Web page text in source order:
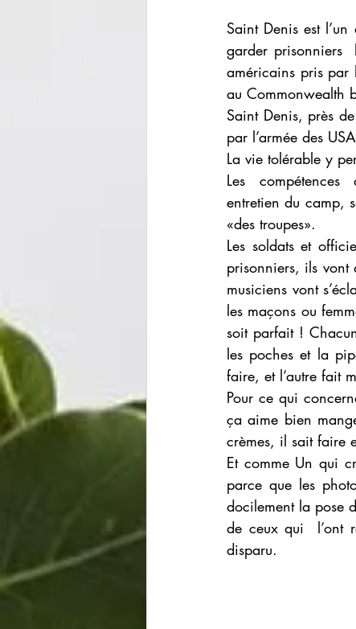
Saint Denis est
garder prisonniers
américains pris par
au Commonwealth
Saint Denis, près
par l’armée des
La vie tolérable y
Les  compétences
entretien du camp,
«des troupes».
Les soldats et
prisonniers, ils vont
musiciens vont
les maçons ou
soit parfait !
les poches et la
faire, et l’autre fait
Pour ce qui
ça aime bien
crèmes, il sait faire
Et comme Un qui
parce que les
docilement la pose
de ceux qui  l’ont
disparu.